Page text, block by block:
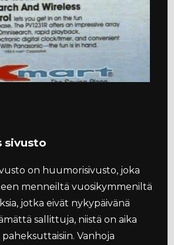
sivusto
on huumorisivusto, joka
menneiltä vuosikymmeniltä
jotka eivät nykypäivänä
sallittuja, niistä on aika
Vanhoja